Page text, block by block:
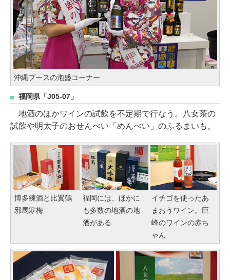
沖縄ブースの泡盛コーナー
福岡県「J05-07」
地酒のほかワインの試飲を不定期で行なう。八女茶の
試飲や明太子のおせんべい「めんべい」のふるまいも。
博多練酒と比翼鶴
邪馬寒梅
福岡には、ほかに
も多数の地酒の地
酒がある
イチゴを使ったあ
まおうワイン。巨
峰のワインの赤ち
ゃん